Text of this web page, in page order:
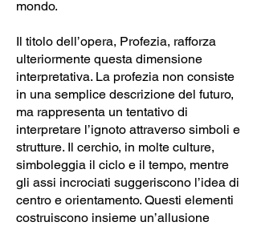
mondo.
Il titolo dell’opera, Profezia, rafforza
ulteriormente questa dimensione
interpretativa. La profezia non consiste
in una semplice descrizione del futuro,
ma rappresenta un tentativo di
interpretare l’ignoto attraverso simboli e
strutture. Il cerchio, in molte culture,
simboleggia il ciclo e il tempo, mentre
gli assi incrociati suggeriscono l’idea di
centro e orientamento. Questi elementi
costruiscono insieme un’allusione